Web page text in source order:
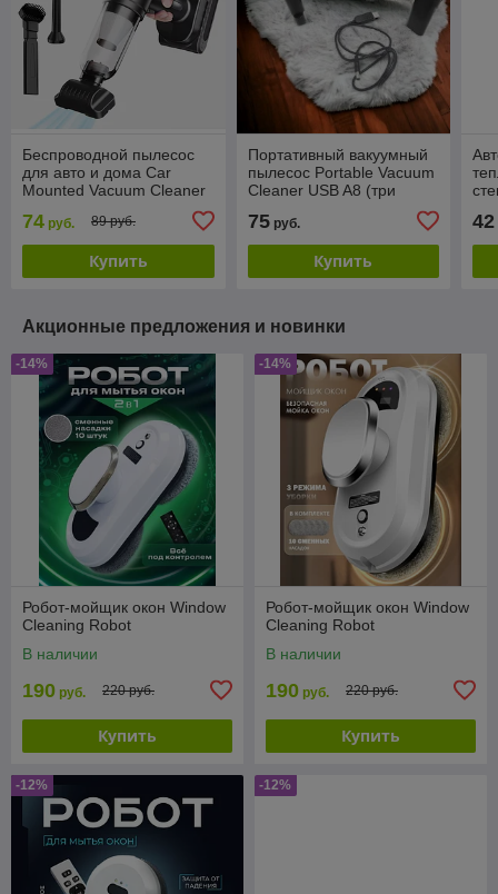
Беспроводной пылесос
для авто и дома Car
Mounted Vacuum Cleaner
74 руб. 89 руб.
Купить
Портативный вакуумный
пылесос Portable Vacuum
Cleaner USB A8 (три
75руб.
Купить
42
Акционные предложения и новинки
-14%
Робот-мойщик окон Window
Cleaning Robot
В наличии
190 руб. 220 руб.
Купить
-14%
Робот-мойщик окон Window
Cleaning Robot
В наличии
190 руб. 220 руб.
Купить
-12% -12%